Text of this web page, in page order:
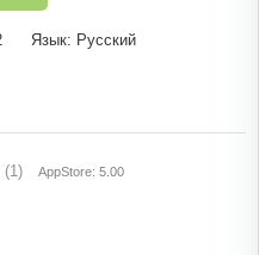
Язык: Русский
(1) AppStore: 5.00